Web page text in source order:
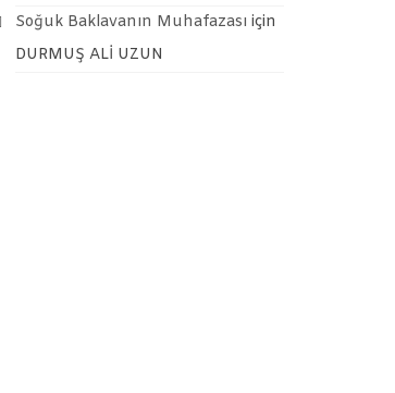
Soğuk Baklavanın Muhafazası için
DURMUŞ ALİ UZUN